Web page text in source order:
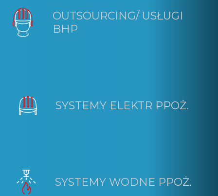
OUTSOURCING/ USŁUGI
BHP
SYSTEMY ELEKTR PPOŻ.
SYSTEMY WODNE PPOŻ.